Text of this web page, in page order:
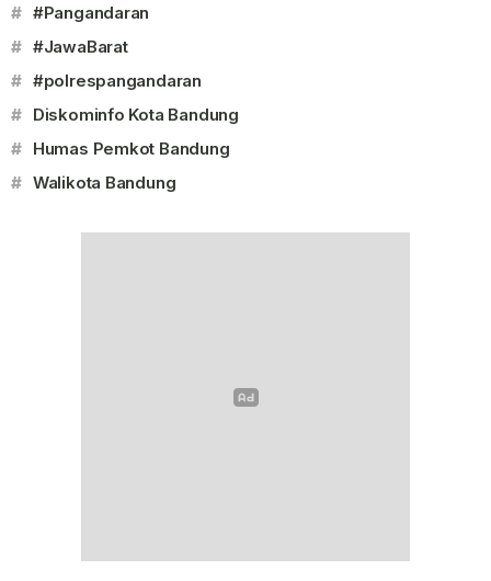
# #Pangandaran
# #JawaBarat
# #polrespangandaran
# Diskominfo Kota Bandung
# Humas Pemkot Bandung
# Walikota Bandung